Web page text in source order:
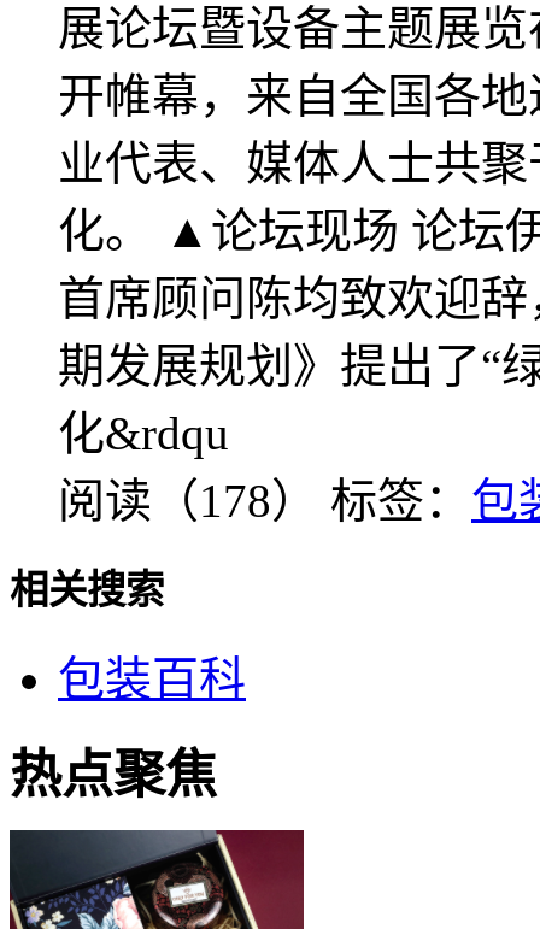
展论坛暨设备主题展
开帷幕，来自全国各
业代表、媒体人士共
化。 ▲论坛现场 论坛
首席顾问陈均致欢迎
期发展规划》提出了“
化&rdqu
阅读（178） 标签： 包
相关搜索
包装百科
热点聚焦